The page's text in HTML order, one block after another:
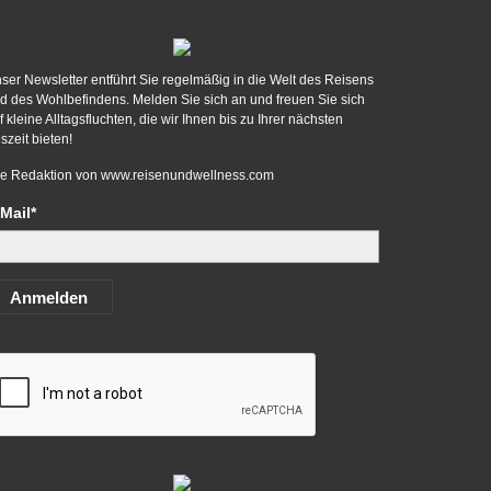
Newsletter entführt Sie regelmäßig in die Welt des Reisens
des Wohlbefindens. Melden Sie sich an und freuen Sie sich
kleine Alltagsfluchten, die wir Ihnen bis zu Ihrer nächsten
bieten!
Redaktion von www.reisenundwellness.com
Anmelden